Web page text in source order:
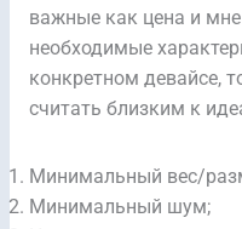
важные как цена и
необходимые
конкретном девайсе,
считать близким к
Минимальный вес/
Минимальный шум;